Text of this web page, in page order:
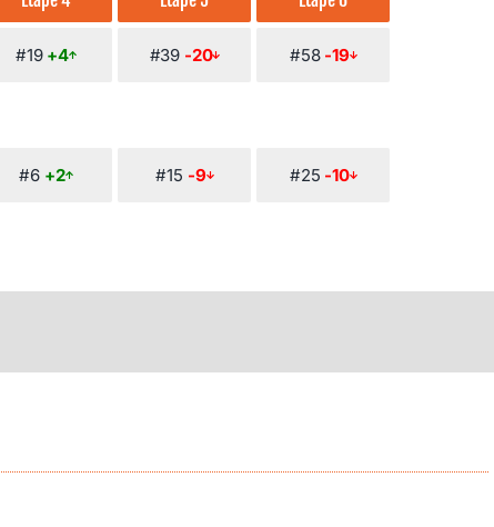
#19 +4 #39 -20 #58 -19
#6 +2 #15 -9 #25 -10